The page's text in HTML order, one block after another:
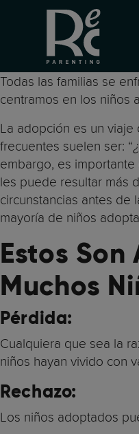
Todas las familias se
centramos en los niños
La adopción es un
frecuentes suelen ser: “
embargo, es
les puede resultar más
circunstancias antes de
mayoría de niños
Estos
Muchos
Pérdida:
Cualquiera que sea la
niños hayan vivido con
Rechazo:
Los niños adoptados